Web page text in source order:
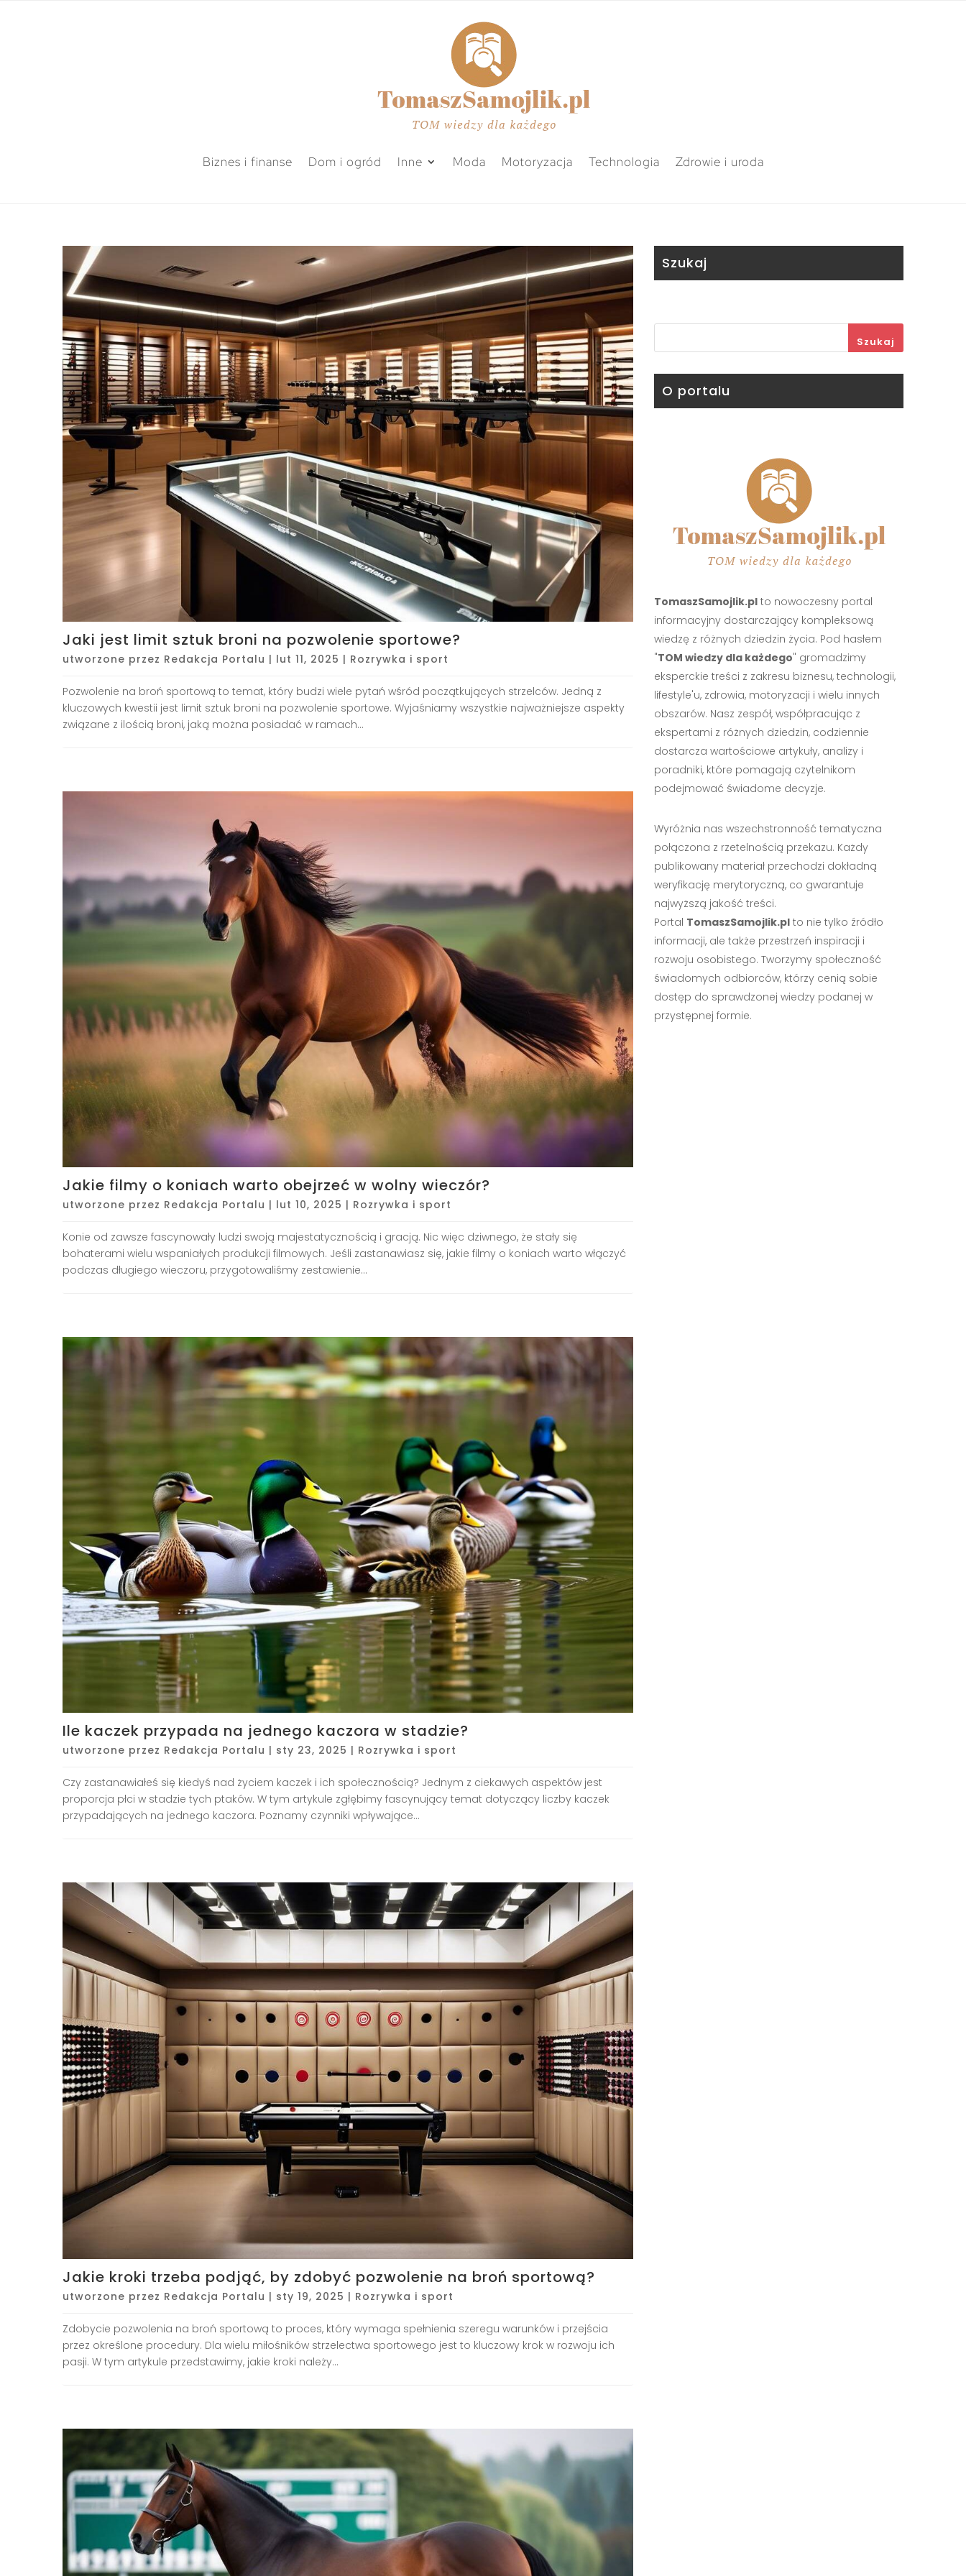
Biznes i finanse Dom i ogród Inne Moda Motoryzacja Technologia Zdrowie i uroda
Jaki jest limit sztuk broni na pozwolenie sportowe?
utworzone przez Redakcja Portalu | lut 11, 2025 | Rozrywka i sport
Pozwolenie na broń sportową to temat, który budzi wiele pytań wśród początkujących strzelców. Jedną z
kluczowych kwestii jest limit sztuk broni na pozwolenie sportowe. Wyjaśniamy wszystkie najważniejsze aspekty
związane z ilością broni, jaką można posiadać w ramach...
Jakie filmy o koniach warto obejrzeć w wolny wieczór?
utworzone przez Redakcja Portalu | lut 10, 2025 | Rozrywka i sport
Konie od zawsze fascynowały ludzi swoją majestatycznością i gracją. Nic więc dziwnego, że stały się
bohaterami wielu wspaniałych produkcji filmowych. Jeśli zastanawiasz się, jakie filmy o koniach warto włączyć
podczas długiego wieczoru, przygotowaliśmy zestawienie...
Ile kaczek przypada na jednego kaczora w stadzie?
utworzone przez Redakcja Portalu | sty 23, 2025 | Rozrywka i sport
Czy zastanawiałeś się kiedyś nad życiem kaczek i ich społecznością? Jednym z ciekawych aspektów jest
proporcja płci w stadzie tych ptaków. W tym artykule zgłębimy fascynujący temat dotyczący liczby kaczek
przypadających na jednego kaczora. Poznamy czynniki wpływające...
Jakie kroki trzeba podjąć, by zdobyć pozwolenie na broń sportową?
utworzone przez Redakcja Portalu | sty 19, 2025 | Rozrywka i sport
Zdobycie pozwolenia na broń sportową to proces, który wymaga spełnienia szeregu warunków i przejścia
przez określone procedury. Dla wielu miłośników strzelectwa sportowego jest to kluczowy krok w rozwoju ich
pasji. W tym artykule przedstawimy, jakie kroki należy...
Szukaj
Szukaj
O portalu
TomaszSamojlik.plto nowoczesny portal
informacyjny dostarczający kompleksową
wiedzę z różnych dziedzin życia. Pod hasłem
"TOM wiedzy dla każdego" gromadzimy
eksperckie treści z zakresu biznesu, technologii,
lifestyle'u, zdrowia, motoryzacji i wielu innych
obszarów. Nasz zespół, współpracując z
ekspertami z różnych dziedzin, codziennie
dostarcza wartościowe artykuły, analizy i
poradniki, które pomagają czytelnikom
podejmować świadome decyzje.
Wyróżnia nas wszechstronność tematyczna
połączona z rzetelnością przekazu. Każdy
publikowany materiał przechodzi dokładną
weryfikację merytoryczną, co gwarantuje
najwyższą jakość treści.
Portal TomaszSamojlik.plto nie tylko źródło
informacji, ale także przestrzeń inspiracji i
rozwoju osobistego. Tworzymy społeczność
świadomych odbiorców, którzy cenią sobie
dostęp do sprawdzonej wiedzy podanej w
przystępnej formie.